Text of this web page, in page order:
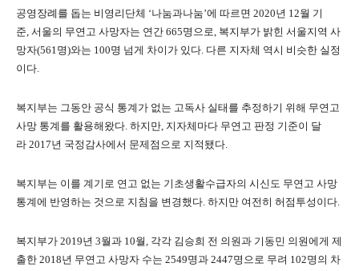
공영장례를 돕는 비영리단체 ‘나눔과나눔’에 따르면 2020년 12월 기
준, 서울의 무연고 사망자는 연간 665명으로, 복지부가 밝힌 서울지역 사
망자(561명)와는 100명 넘게 차이가 있다. 다른 지자체 역시 비슷한 실정
이다.
복지부는 그동안 공식 통계가 없는 고독사 실태를 추정하기 위해 무연고
사망 통계를 활용해왔다. 하지만, 지자체마다 무연고 판정 기준이 달
라 2017년 국정감사에서 문제점으로 지적됐다.
복지부는 이를 계기로 연고 없는 기초생활수급자의 시신도 무연고 사망
통계에 반영하는 것으로 지침을 변경했다. 하지만 여전히 허점투성이다.
복지부가 2019년 3월과 10월, 각각 김승희 전 의원과 기동민 의원에게 제
출한 2018년 무연고 사망자 수는 2549명과 2447명으로 무려 102명의 차